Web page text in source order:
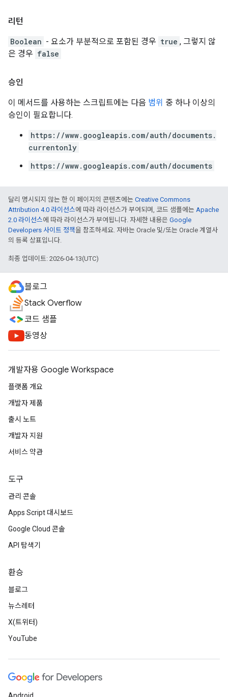
리턴
Boolean - 요소가 부분적으로 포함된 경우 true , 그렇지 않
은 경우 false
승인
이 메서드를 사용하는 스크립트에는 다음 범위 중 하나 이상의
승인이 필요합니다.
https://www.googleapis.com/auth/documents.
currentonly
https://www.googleapis.com/auth/documents
달리 명시되지 않는 한 이 페이지의 콘텐츠에는 Creative Commons
Attribution 4.0 라이선스에 따라 라이선스가 부여되며, 코드 샘플에는 Apache
2.0 라이선스에 따라 라이선스가 부여됩니다. 자세한 내용은 Google
Developers 사이트 정책을 참조하세요. 자바는 Oracle 및/또는 Oracle 계열사
의 등록 상표입니다.
최종 업데이트: 2026-04-13(UTC)
블로그
Stack Overflow
코드 샘플
동영상
개발자용 Google Workspace
플랫폼 개요
개발자 제품
출시 노트
개발자 지원
서비스 약관
도구
관리 콘솔
Apps Script 대시보드
Google Cloud 콘솔
API 탐색기
환승
블로그
뉴스레터
X(트위터)
YouTube